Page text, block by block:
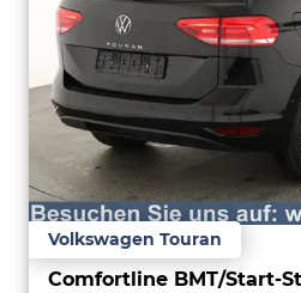
Volkswagen Touran